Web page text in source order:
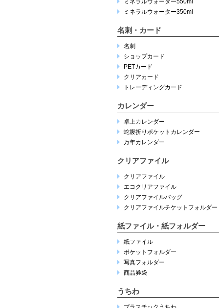
ミネラルウォーター350ml
名刺・カード
名刺
ショップカード
PETカード
クリアカード
トレーディングカード
カレンダー
卓上カレンダー
蛇腹折りポケットカレンダー
万年カレンダー
クリアファイル
クリアファイル
エコクリアファイル
クリアファイルバッグ
クリアファイルチケットフォルダー
紙ファイル・紙フォルダー
紙ファイル
ポケットフォルダー
写真フォルダー
商品券袋
うちわ